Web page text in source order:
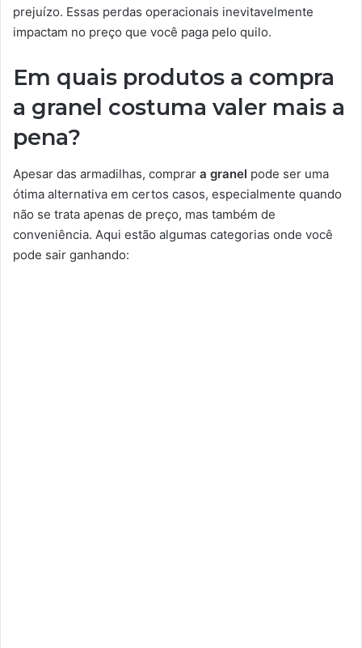
prejuízo. Essas perdas operacionais inevitavelmente
impactam no preço que você paga pelo quilo.
Em quais produtos a compra
a granel costuma valer mais a
pena?
Apesar das armadilhas, comprar a granel pode ser uma
ótima alternativa em certos casos, especialmente quando
não se trata apenas de preço, mas também de
conveniência. Aqui estão algumas categorias onde você
pode sair ganhando: